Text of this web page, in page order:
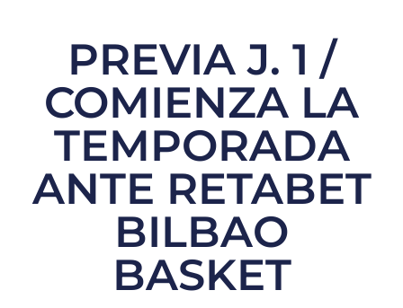
PREVIA J. 1 /
COMIENZA LA
TEMPORADA
ANTE RETABET
BILBAO
BASKET